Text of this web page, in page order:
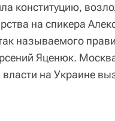
конституцию,
на спикера
называемого
Яценюк.
власти на Украине